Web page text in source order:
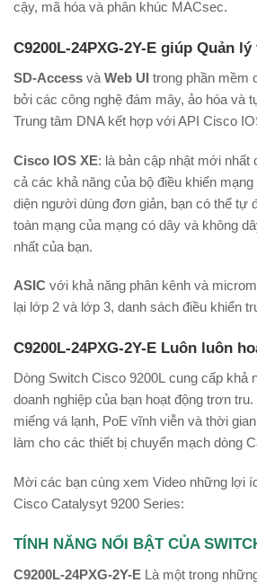
cậy, mã hóa và phân khúc MACsec.
C9200L-24PXG-2Y-E giúp Quản
SD-Access và Web UI trong phần mềm
bởi các công nghệ đám mây, ảo hóa và
Trung tâm DNA kết hợp với API Cisco
Cisco IOS XE: là bản cập nhật mới nhất
cả các khả năng của bộ điều khiển
diện người dùng đơn giản, bạn có thể tự
toàn mạng của mạng có dây và không
nhất của bạn.
ASIC với khả năng phân kênh và
lại lớp 2 và lớp 3, danh sách điều khiển
C9200L-24PXG-2Y-E Luôn luôn
Dòng Switch Cisco 9200L cung cấp khả
doanh nghiệp của bạn hoạt động trơn
miếng vá lạnh, PoE vĩnh viễn và thời
làm cho các thiết bị chuyển mạch dòng
Mời các bạn cùng xem Video những lợi
Cisco Catalysyt 9200 Series:
TÍNH NĂNG NỔI BẬT CỦA
C9200L-24PXG-2Y-E Là một trong